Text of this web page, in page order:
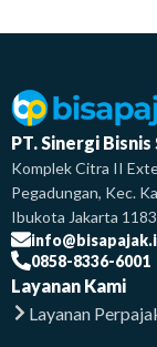
PT. Sinergi
Komplek Citra II
Pegadungan, Kec.
Ibukota Jakarta
0858-8336-6001
Layanan Kami
Layanan